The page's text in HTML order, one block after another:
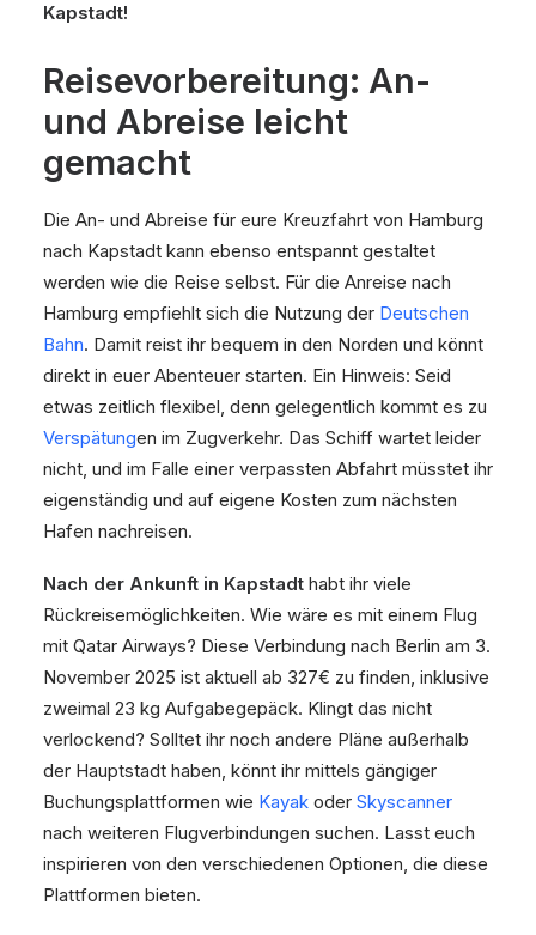
Kapstadt!
Reisevorbereitung: An-
und Abreise leicht
gemacht
Die An- und Abreise für eure Kreuzfahrt von Hamburg
nach Kapstadt kann ebenso entspannt gestaltet
werden wie die Reise selbst. Für die Anreise nach
Hamburg empfiehlt sich die Nutzung der Deutschen
Bahn. Damit reist ihr bequem in den Norden und könnt
direkt in euer Abenteuer starten. Ein Hinweis: Seid
etwas zeitlich flexibel, denn gelegentlich kommt es zu
Verspätungen im Zugverkehr. Das Schiff wartet leider
nicht, und im Falle einer verpassten Abfahrt müsstet ihr
eigenständig und auf eigene Kosten zum nächsten
Hafen nachreisen.
Nach der Ankunft in Kapstadt habt ihr viele
Rückreisemöglichkeiten. Wie wäre es mit einem Flug
mit Qatar Airways? Diese Verbindung nach Berlin am 3.
November 2025 ist aktuell ab 327€ zu finden, inklusive
zweimal 23 kg Aufgabegepäck. Klingt das nicht
verlockend? Solltet ihr noch andere Pläne außerhalb
der Hauptstadt haben, könnt ihr mittels gängiger
Buchungsplattformen wie Kayak oder Skyscanner
nach weiteren Flugverbindungen suchen. Lasst euch
inspirieren von den verschiedenen Optionen, die diese
Plattformen bieten.